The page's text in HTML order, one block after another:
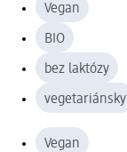
Vegan
BIO
bez laktózy
vegetariánsky
Vegan